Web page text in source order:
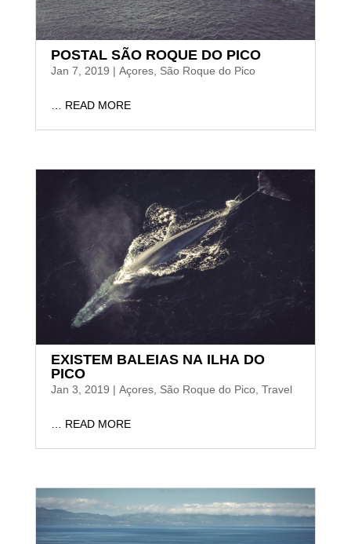
POSTAL SÃO ROQUE DO PICO
Jan 7, 2019 | Açores, São Roque do Pico
… READ MORE
EXISTEM BALEIAS NA ILHA DO
PICO
Jan 3, 2019 | Açores, São Roque do Pico, Travel
… READ MORE